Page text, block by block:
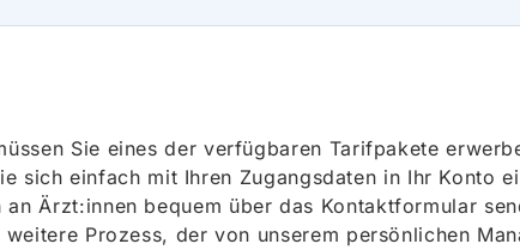
Sie eines der verfügbaren Tarifpakete
sich einfach mit Ihren Zugangsdaten in Ihr Konto
Ärzt:innen bequem über das Kontaktformular
Prozess, der von unserem persönlichen